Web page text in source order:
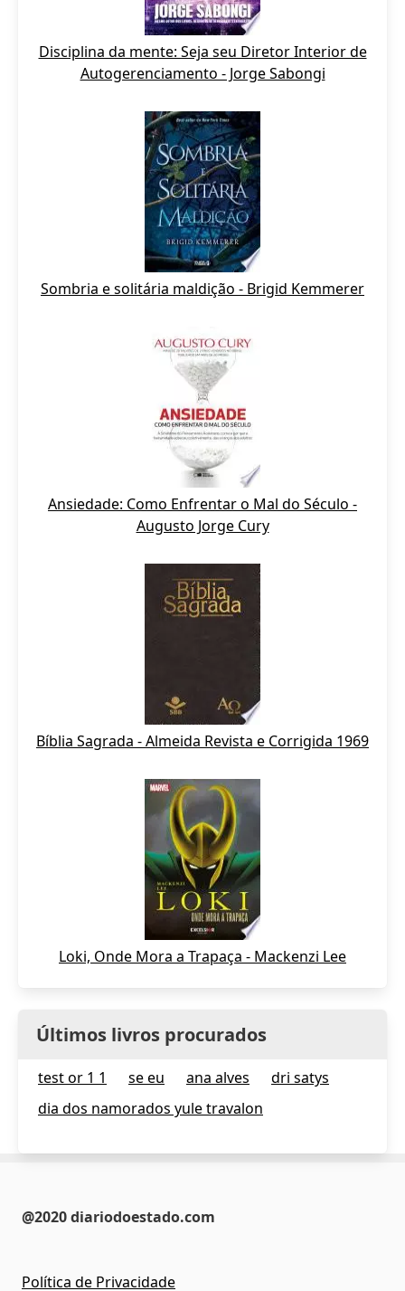
Disciplina da mente: Seja seu Diretor Interior de
Autogerenciamento - Jorge Sabongi
Sombria e solitária maldição - Brigid Kemmerer
Ansiedade: Como Enfrentar o Mal do Século -
Augusto Jorge Cury
Bíblia Sagrada - Almeida Revista e Corrigida 1969
Loki, Onde Mora a Trapaça - Mackenzi Lee
Últimos livros procurados
test or 1 1 se eu ana alves
dri satys
dia dos namorados yule travalon
@2020 diariodoestado.com
Política de Privacidade